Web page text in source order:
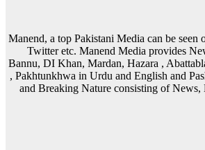
Manend, a top Pakistani Media can be seen
Twitter etc. Manend Media provides
Bannu, DI Khan, Mardan, Hazara ,
, Pakhtunkhwa in Urdu and English and
and Breaking Nature consisting of